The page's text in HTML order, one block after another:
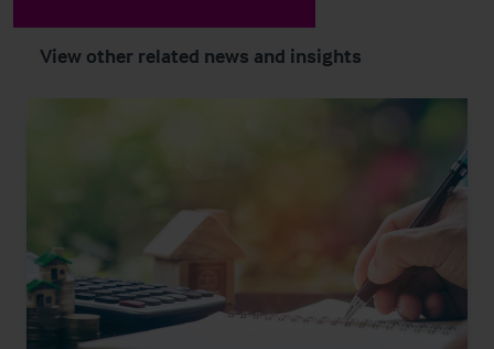
View other related news and insights